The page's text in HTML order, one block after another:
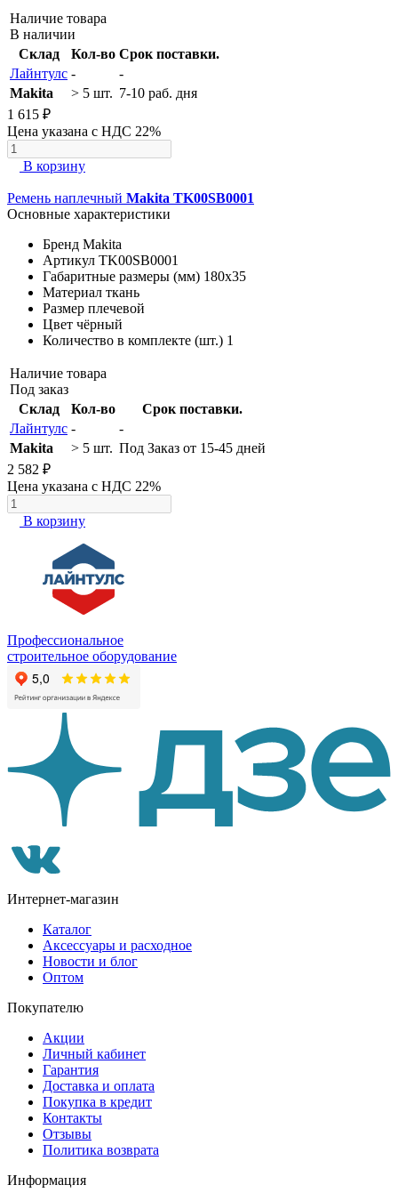
Наличие товара
В наличии
Склад
Кол-во Срок поставки.
Лайнтулс -
-
Makita
> 5 шт. 7-10 раб. дня
1 615 ₽
Цена указана с НДС 22%
В корзину
Ремень наплечный Makita TK00SB0001
Основные характеристики
Бренд Makita
Артикул TK00SB0001
Габаритные размеры (мм) 180х35
Материал ткань
Размер плечевой
Цвет чёрный
Количество в комплекте (шт.) 1
Наличие товара
Под заказ
Склад
Кол-во
Срок поставки.
Лайнтулс -
-
Makita
> 5 шт. Под Заказ от 15-45 дней
2 582 ₽
Цена указана с НДС 22%
В корзину
Профессиональное
строительное оборудование
Интернет-магазин
Каталог
Аксессуары и расходное
Новости и блог
Оптом
Покупателю
Акции
Личный кабинет
Гарантия
Доставка и оплата
Покупка в кредит
Контакты
Отзывы
Политика возврата
Информация